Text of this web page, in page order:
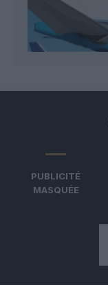
PUBLICITÉ
MASQUÉE